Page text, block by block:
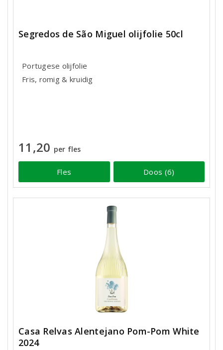
Segredos de São Miguel olijfolie 50cl
Portugese olijfolie
Fris, romig & kruidig
11,20 per fles
Fles Doos (6)
Casa Relvas Alentejano Pom-Pom White
2024